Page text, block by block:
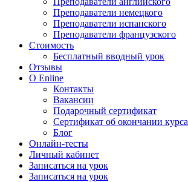
Преподаватели немецкого
Преподаватели испанского
Преподаватели французского
Стоимость
Бесплатный вводный урок
Отзывы
О Enline
Контакты
Вакансии
Подарочный сертификат
Сертификат об окончании курса
Блог
Онлайн-тесты
Личный кабинет
Записаться на урок
Записаться на урок